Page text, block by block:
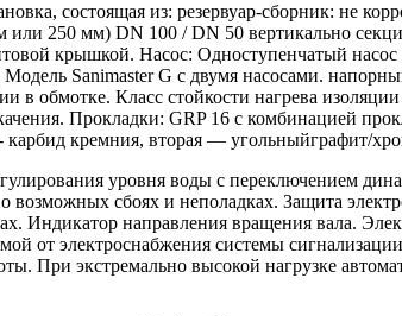
состоящая из: резервуар-сборник:
или 250 мм) DN 100 / DN 50 вертикально
крышкой. Насос: Одноступенчатый
Sanimaster G с двумя насосами.
в обмотке. Класс стойкости нагрева
Прокладки: GRP 16 с комбинацией
карбид кремния, вторая — угольныйграфит/
уровня воды с переключением
возможных сбоях и неполадках. Защита
Индикатор направления вращения вала.
от электроснабжения системы
При экстремально высокой нагрузке